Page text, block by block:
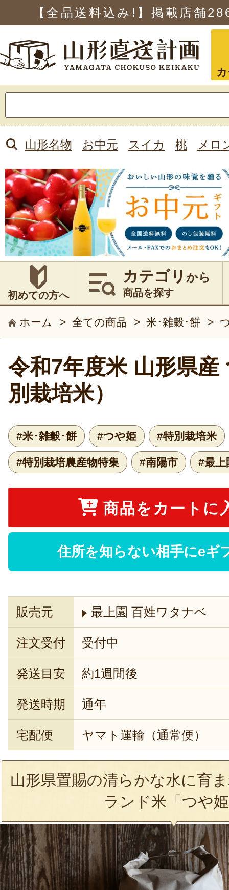
【全品送料込み!】掲載店舗
索:
山形名物 お中元 スイカ 桃 メロ
初めての方へ
カテゴリ から
商品を探す
ホーム > 全ての商品 > 米･雑穀･餅 >
令和7年度米 山形県産
別栽培米）
#米･雑穀･餅 #つや姫 #特別栽培米
#特別栽培農産物特集 #南陽市 #最上
商品をカートに
住所を知らない相手にeギ
販売元 最上園 百姓ワタナベ
注文受付 受付中
発送目安 約1週間後
発送時期 通年
宅配便 ヤマト運輸（通常便）
山形県置賜の清らかな水に育
ランド米「つや